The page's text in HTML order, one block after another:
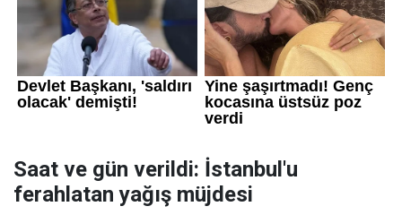
Saat ve gün verildi: İstanbul'u
ferahlatan yağış müjdesi